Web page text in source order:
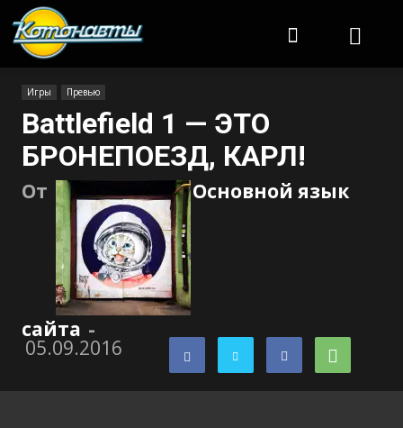
Игры Превью
Battlefield 1 — ЭТО
БРОНЕПОЕЗД, КАРЛ!
От Основной язык
сайта -
05.09.2016